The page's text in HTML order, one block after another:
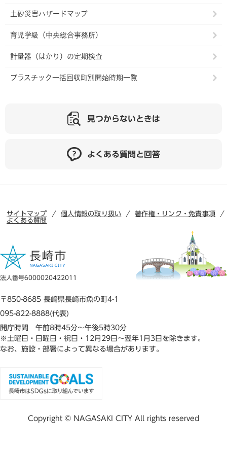
土砂災害ハザードマップ
育児学級（中央総合事務所）
計量器（はかり）の定期検査
プラスチック一括回収町別開始時期一覧
見つからないときは
よくある質問と回答
サイトマップ 個人情報の取り扱い
著作権・リンク・免責事項
よくある質問
法人番号6000020422011
〒850-8685 長崎県長崎市魚の町4-1
095-822-8888(代表)
開庁時間 午前8時45分～午後5時30分
※土曜日・日曜日・祝日・12月29日～翌年1月3日を除きます。
なお、施設・部署によって異なる場合があります。
Copyright © NAGASAKI CITY All rights reserved